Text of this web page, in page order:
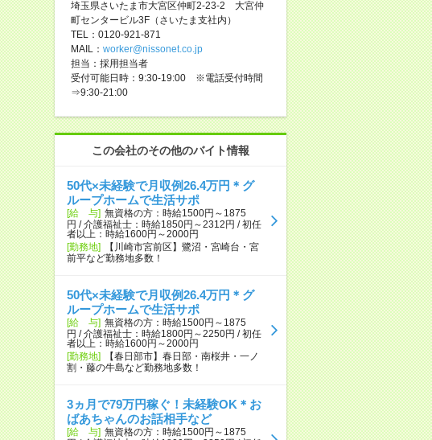
埼玉県さいたま市大宮区仲町2-23-2 大宮仲
町センタービル3F（さいたま支社内）
TEL：0120-921-871
MAIL： worker@nissonet.co.jp
担当：採用担当者
受付可能日時：9:30-19:00 ※電話受付時間
⇒9:30-21:00
この会社のその他のバイト情報
50代×未経験で月収例26.4万円＊グ
ループホームで生活サポ
[給 与] 無資格の方：時給1500円～1875
円 / 介護福祉士：時給1850円～2312円 / 初任
者以上：時給1600円～2000円
[勤務地]
【川崎市宮前区】鷺沼・宮崎台・宮
前平など勤務地多数！
50代×未経験で月収例26.4万円＊グ
ループホームで生活サポ
[給 与] 無資格の方：時給1500円～1875
円 / 介護福祉士：時給1800円～2250円 / 初任
者以上：時給1600円～2000円
[勤務地]
【春日部市】春日部・南桜井・一ノ
割・藤の牛島など勤務地多数！
3ヵ月で79万円稼ぐ！未経験OK＊お
ばあちゃんのお話相手など
[給 与] 無資格の方：時給1500円～1875